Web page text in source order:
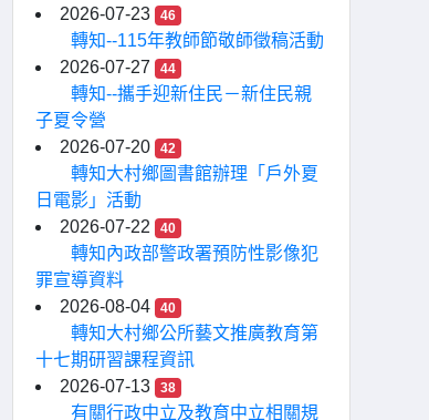
2026-07-23
46
轉知--115年教師節敬師徵稿活動
2026-07-27
44
轉知--攜手迎新住民－新住民親
子夏令營
2026-07-20
42
轉知大村鄉圖書館辦理「戶外夏
日電影」活動
2026-07-22
40
轉知內政部警政署預防性影像犯
罪宣導資料
2026-08-04
40
轉知大村鄉公所藝文推廣教育第
十七期研習課程資訊
2026-07-13
38
有關行政中立及教育中立相關規